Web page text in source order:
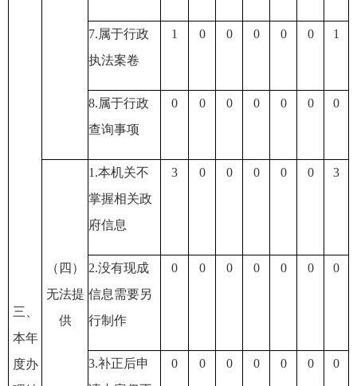
三、
本年
度办
7.属于行政
执法案卷
1 0 0 0 0 0 1
8.属于行政
查询事项
0 0 0 0 0 0 0
（四）
无法提
供
1.本机关不
掌握相关政
府信息
3 0 0 0 0 0 3
2.没有现成
信息需要另
行制作
0 0 0 0 0 0 0
3.补正后申
0 0 0 0 0 0 0